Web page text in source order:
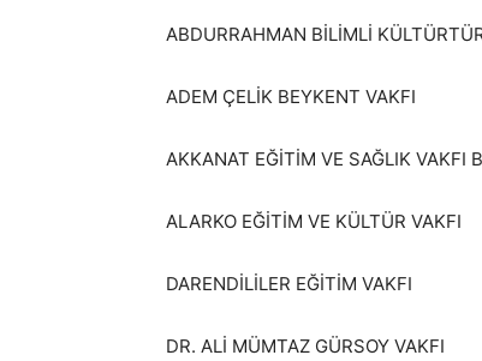
ABDURRAHMAN BİLİMLİ
ADEM ÇELİK BEYKENT VAKFI
AKKANAT EĞİTİM VE SAĞLIK VAKFI
ALARKO EĞİTİM VE KÜLTÜR VAKFI
DARENDİLİLER EĞİTİM VAKFI
DR. ALİ MÜMTAZ GÜRSOY VAKFI